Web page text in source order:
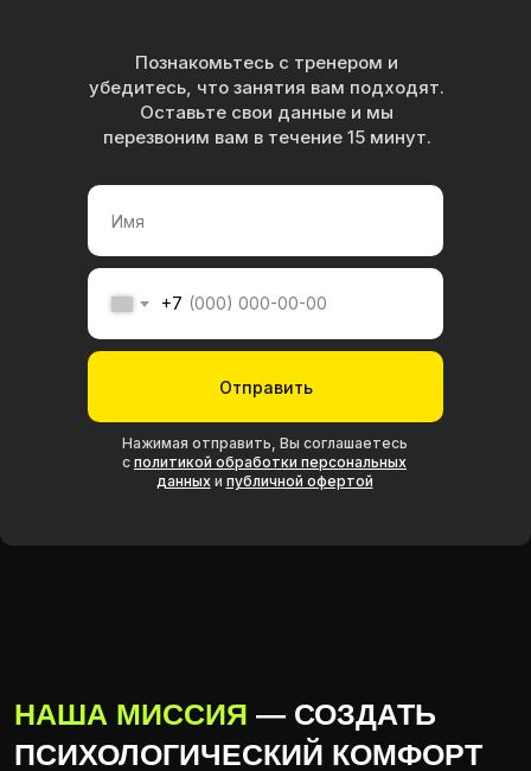
Познакомьтесь с тренером и
убедитесь, что занятия вам подходят.
Оставьте свои данные и мы
перезвоним вам в течение 15 минут.
+7
Отправить
Нажимая отправить, Вы соглашаетесь
с политикой обработки персональных
данныхи публичной офертой
РЕАЛЬНЫЕ ИСТОРИИ
УЧЕНИКОВ ПЛАТФОРМЫ